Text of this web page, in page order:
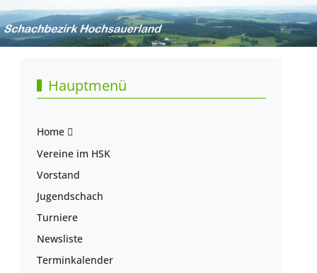
Hauptmenü
Home
Vereine im HSK
Vorstand
Jugendschach
Turniere
Newsliste
Terminkalender